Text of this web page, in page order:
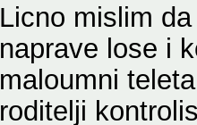
Licno mislim
naprave lose i
maloumni
roditelji